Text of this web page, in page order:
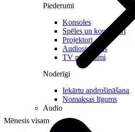
Piederumi
Konsoles
Spēles un kontrolieri
Projektori
Audiosistēmas
TV piederumi
Noderīgi
Iekārtu apdrošināšana
Nomaksas līgums
Audio
Mēnesis visam